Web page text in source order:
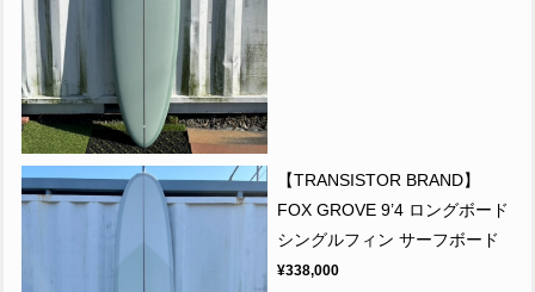
【TRANSISTOR BRAND】
FOX GROVE 9’4 ロングボード
シングルフィン サーフボード
¥338,000